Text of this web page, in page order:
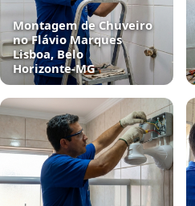
Montagem de Chuveiro
no Flávio Marques
Lisboa, Belo
Horizonte‑MG